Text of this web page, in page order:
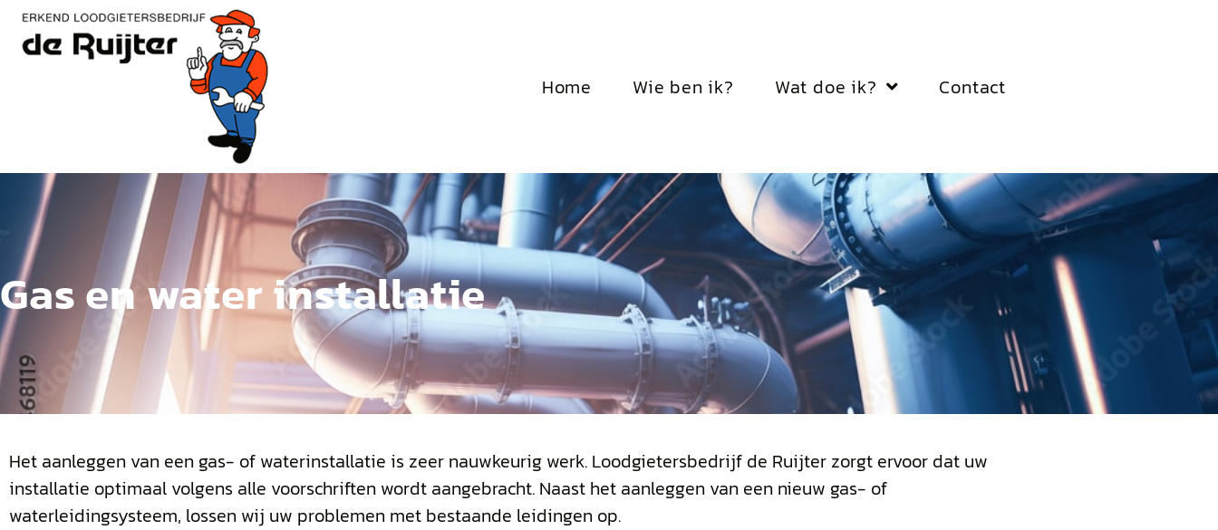
Home Wie ben ik? Wat doe ik? Contact
Gas en water installatie
Het aanleggen van een gas- of waterinstallatie is zeer nauwkeurig werk. Loodgietersbedrijf de Ruijter zorgt ervoor dat uw
installatie optimaal volgens alle voorschriften wordt aangebracht. Naast het aanleggen van een nieuw gas- of
waterleidingsysteem, lossen wij uw problemen met bestaande leidingen op.